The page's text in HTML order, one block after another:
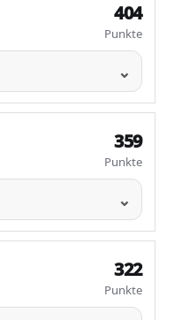
404
Punkte
359
Punkte
322
Punkte